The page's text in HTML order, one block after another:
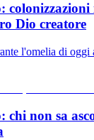
colonizzazioni
Dio creatore
l'omelia di oggi
chi non sa